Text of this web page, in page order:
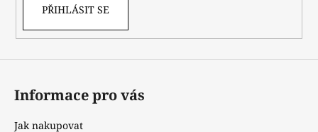
PŘIHLÁSIT SE
Informace pro vás
Jak nakupovat